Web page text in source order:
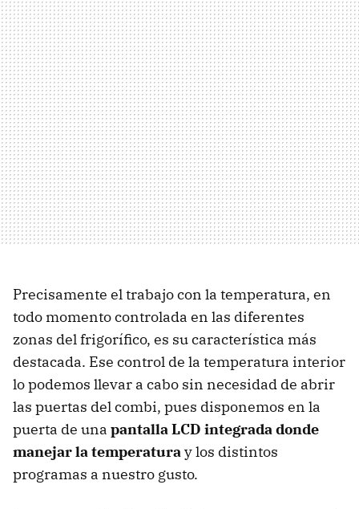
Precisamente el trabajo con la temperatura, en
todo momento controlada en las diferentes
zonas del frigorífico, es su característica más
destacada. Ese control de la temperatura interior
lo podemos llevar a cabo sin necesidad de abrir
las puertas del combi, pues disponemos en la
puerta de una pantallaLCD integrada donde
manejar la temperaturay los distintos
programas a nuestro gusto.